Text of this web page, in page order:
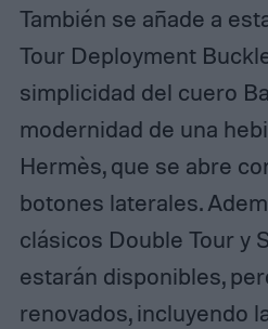
También se añade a
Tour Deployment
simplicidad del cuero
modernidad de una
Hermès, que se abre
botones laterales.
clásicos Double Tour y
estarán disponibles,
renovados, incluyendo